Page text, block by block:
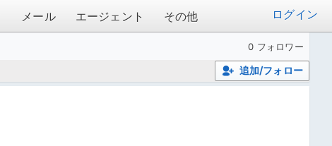
メール エージェント その他 ログイン
0 フォロワー
追加/フォロー